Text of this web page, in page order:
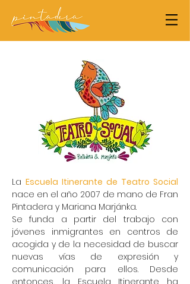
La Escuela Itinerante de Teatro Social
nace en el año 2007 de mano de Fran
Pintadera y Mariana Marjánka.
Se funda a partir del trabajo con
jóvenes inmigrantes en centros de
acogida y de la necesidad de buscar
nuevas vías de expresión y
comunicación para ellos. Desde
entonces, la Escuela Itinerante ha